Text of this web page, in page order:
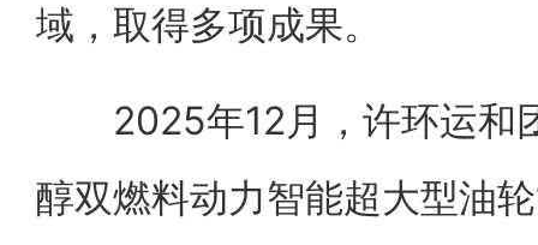
域，取得多项成果。
2025年12月，许环运和
醇双燃料动力智能超大型油